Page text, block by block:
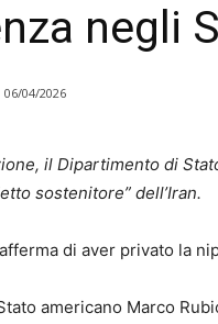
negli
06/04/2026
il Dipartimento di
sostenitore” dell’Iran.
americano Marco